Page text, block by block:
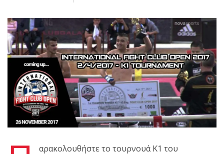
Θεοφάνους
με την υποστήριξη της
Sejoy Hellas.
Οι αθλητές
του Fight
Club Galatsi
ολοκλήρωσαν με επιτυχία
αρακολουθήστε το τουρνουά Κ1 του